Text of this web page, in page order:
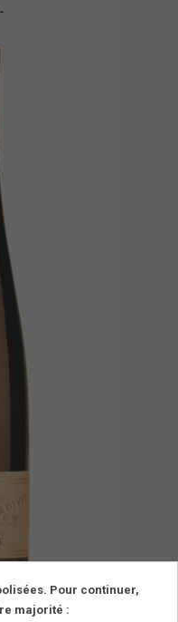
Pour continuer,
majorité :